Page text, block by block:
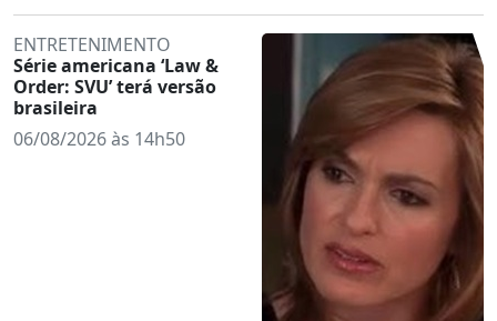
ENTRETENIMENTO
Série americana ‘Law &
Order: SVU’ terá versão
brasileira
06/08/2026 às 14h50